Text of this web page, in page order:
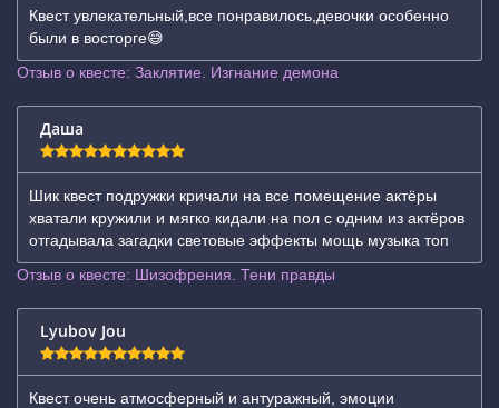
Квест увлекательный,все понравилось,девочки особенно
были в восторге😅
Отзыв о квесте: Заклятие. Изгнание демона
Даша
Шик квест подружки кричали на все помещение актёры
хватали кружили и мягко кидали на пол с одним из актёров
отгадывала загадки световые эффекты мощь музыка топ
Отзыв о квесте: Шизофрения. Тени правды
Lyubov Jou
Квест очень атмосферный и антуражный, эмоции